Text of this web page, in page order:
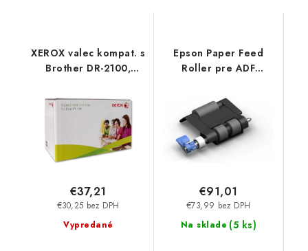
XEROX valec kompat. s
Brother DR-2100,
003R99782 Xerox
Vypredané
€30,25 bez DPH
€37,21
Epson Paper Feed
Roller pre ADF
C12C937341
Na sklade (5 ks)
€73,99 bez DPH
€91,01